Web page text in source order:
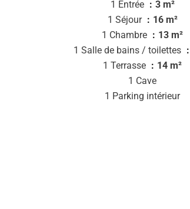
1 Entrée
3 m²
1 Séjour
16 m²
1 Chambre
13 m²
1 Salle de bains / toilettes
1 Terrasse
14 m²
1 Cave
1 Parking intérieur